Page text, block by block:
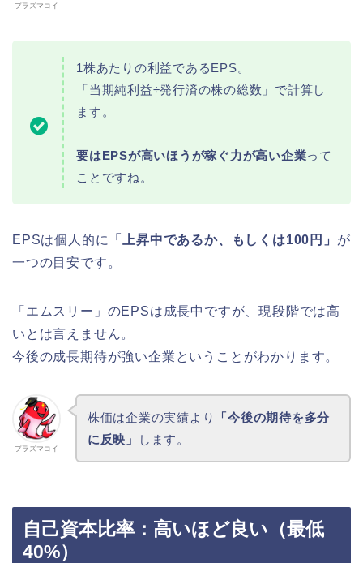
プラズマコイ
1株あたりの利益であるEPS。
「当期純利益÷発行済の株の総数」で計算し
ます。
要はEPSが高いほうが稼ぐ力が高い企業って
ことですね。
EPSは個人的に 「上昇中であるか、もしくは100円」 が
一つの目安です。
「エムスリー」のEPSは成長中ですが、現段階では高
いとは言えません。
今後の成長期待が強い企業ということがわかります。
プラズマコイ
株価は企業の実績より
「今後の期待を多分
に反映」
します。
自己資本比率：高いほど良い（最低
40%）